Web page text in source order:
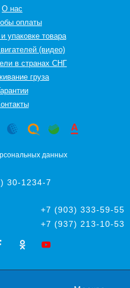
О нас
оплаты
упаковке товара
(видео)
в странах СНГ
груза
данных
30-1234-7
+7 (903) 333-59-55
+7 (937) 213-10-53